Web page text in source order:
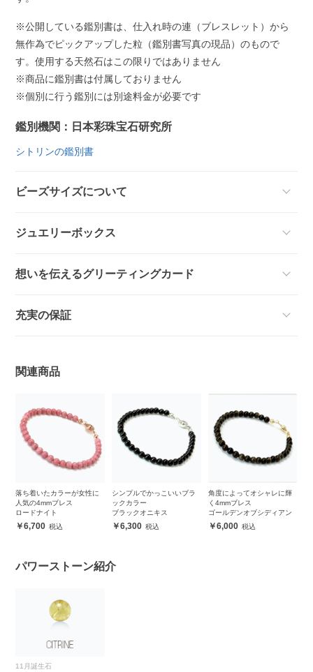
※公開している鑑別書は、仕入れ時の連（ブレスレット）から
無作為でピックアップした粒（鑑別書写真の現品）のもので
す。使用する天然石はこの限りではありません
※商品に鑑別書は付属しておりません
※個別に行う鑑別には別途料金が必要です
鑑別機関：日本彩珠宝石研究所
シトリンの鑑別書
ビーズサイズについて
ジュエリーボックス
想いを伝えるグリーティングカード
充実の保証
関連商品
落ち着いたカラーが女性に
人気の4mmブレス
ロードナイト
6,700
シンプルでかっこいいブラ
ックカラー
ブラックオニキス
6,300
角度によってオシャレに輝
く4mmブレス
ゴールデンオブシディアン
6,000
パワーストーン紹介
11月誕生石